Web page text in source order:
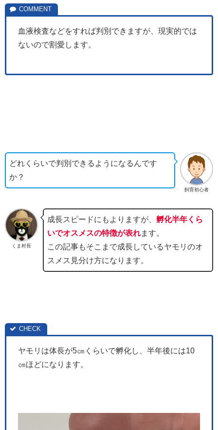
血液検査などをすれば判別できますが、現実的では
ないので割愛します。
飼育初心者
どれくらいで判別できるようになるんです
か？
くま村長
成長スピードにもよりますが、 孵化半年くら
いでオスメスの特徴が表れます。
この記事もそこまで成長しているヤモリのオ
スメス見分け方になります。
ヤモリは体長が5㎝くらいで孵化し、半年後には10
㎝ほどになります。